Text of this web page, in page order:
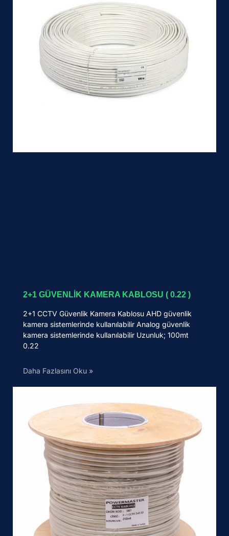
2+1 GÜVENLİK KAMERA KABLOSU ( 0.22 )
2+1 CCTV Güvenlik Kamera Kablosu AHD güvenlik
kamera sistemlerinde kullanılabilir Analog güvenlik
kamera sistemlerinde kullanılabilir Uzunluk; 100mt
0.22
Daha Fazlasını Oku »